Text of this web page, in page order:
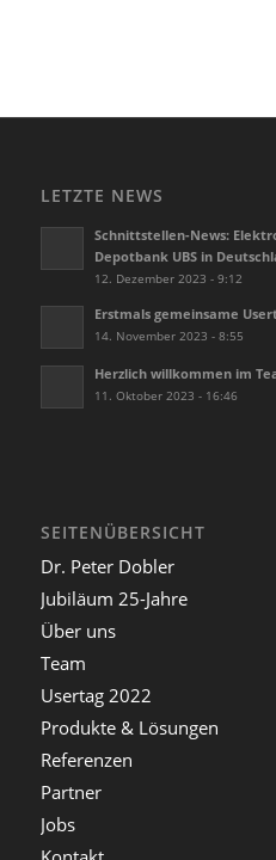
LETZTE NEWS
Schnittstellen-News:
Depotbank UBS in
12. Dezember 2023 - 9:12
Erstmals gemeinsame
14. November 2023 - 8:55
Herzlich willkommen im
11. Oktober 2023 - 16:46
SEITENÜBERSICHT
Dr. Peter Dobler
Jubiläum 25-Jahre
Über uns
Team
Usertag 2022
Produkte & Lösungen
Referenzen
Partner
Jobs